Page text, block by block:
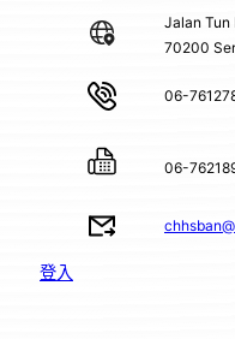
Jalan Tun
70200
06-
06-
登入